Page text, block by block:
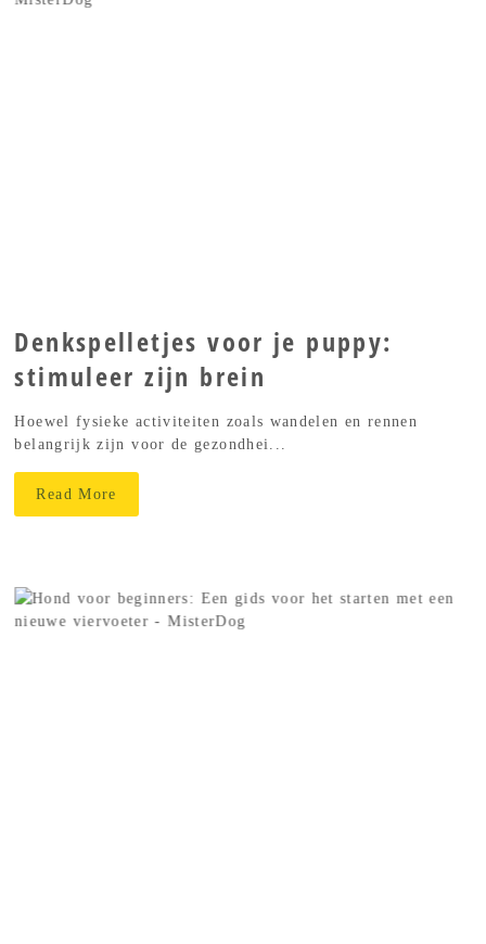
Denkspelletjes voor je puppy:
stimuleer zijn brein
Hoewel fysieke activiteiten zoals wandelen en rennen
belangrijk zijn voor de gezondhei...
Read More